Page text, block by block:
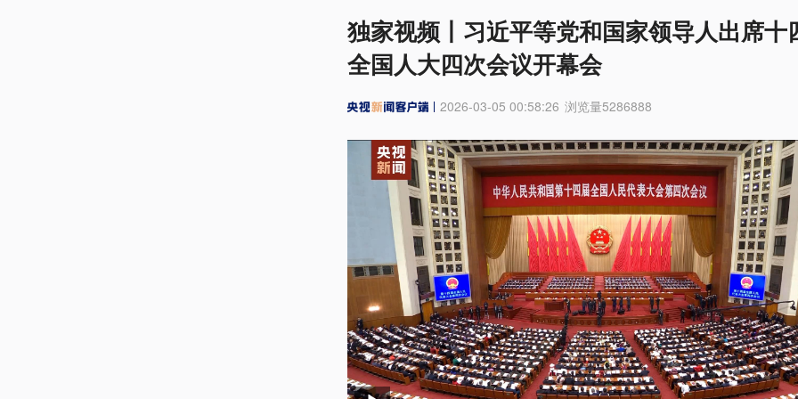
独家视频丨习近平等党和国家领导人出席十
全国人大四次会议开幕会
2026-03-05 00:58:26 浏览量5286888